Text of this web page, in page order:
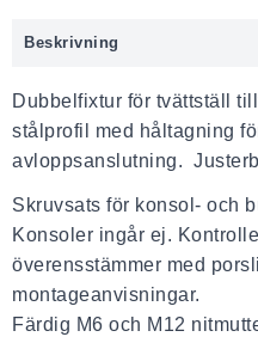
Beskrivning
Dubbelfixtur för tvättställ
stålprofil med håltagning
avloppsanslutning.
Skruvsats för konsol- och
Konsoler ingår ej.
överensstämmer med
montageanvisningar.
Färdig M6 och M12